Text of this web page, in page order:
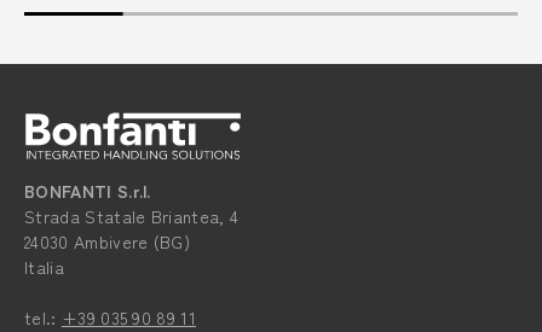
BONFANTI S.r.l.
Strada Statale Briantea, 4
24030 Ambivere (BG)
Italia
tel.: +39 035 90 89 11